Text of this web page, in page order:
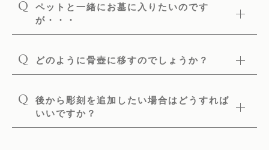
Q
ペットと一緒にお墓に入りたいのです
が・・・
Q どのように骨壺に移すのでしょうか？
Q
後から彫刻を追加したい場合はどうすれば
いいですか？